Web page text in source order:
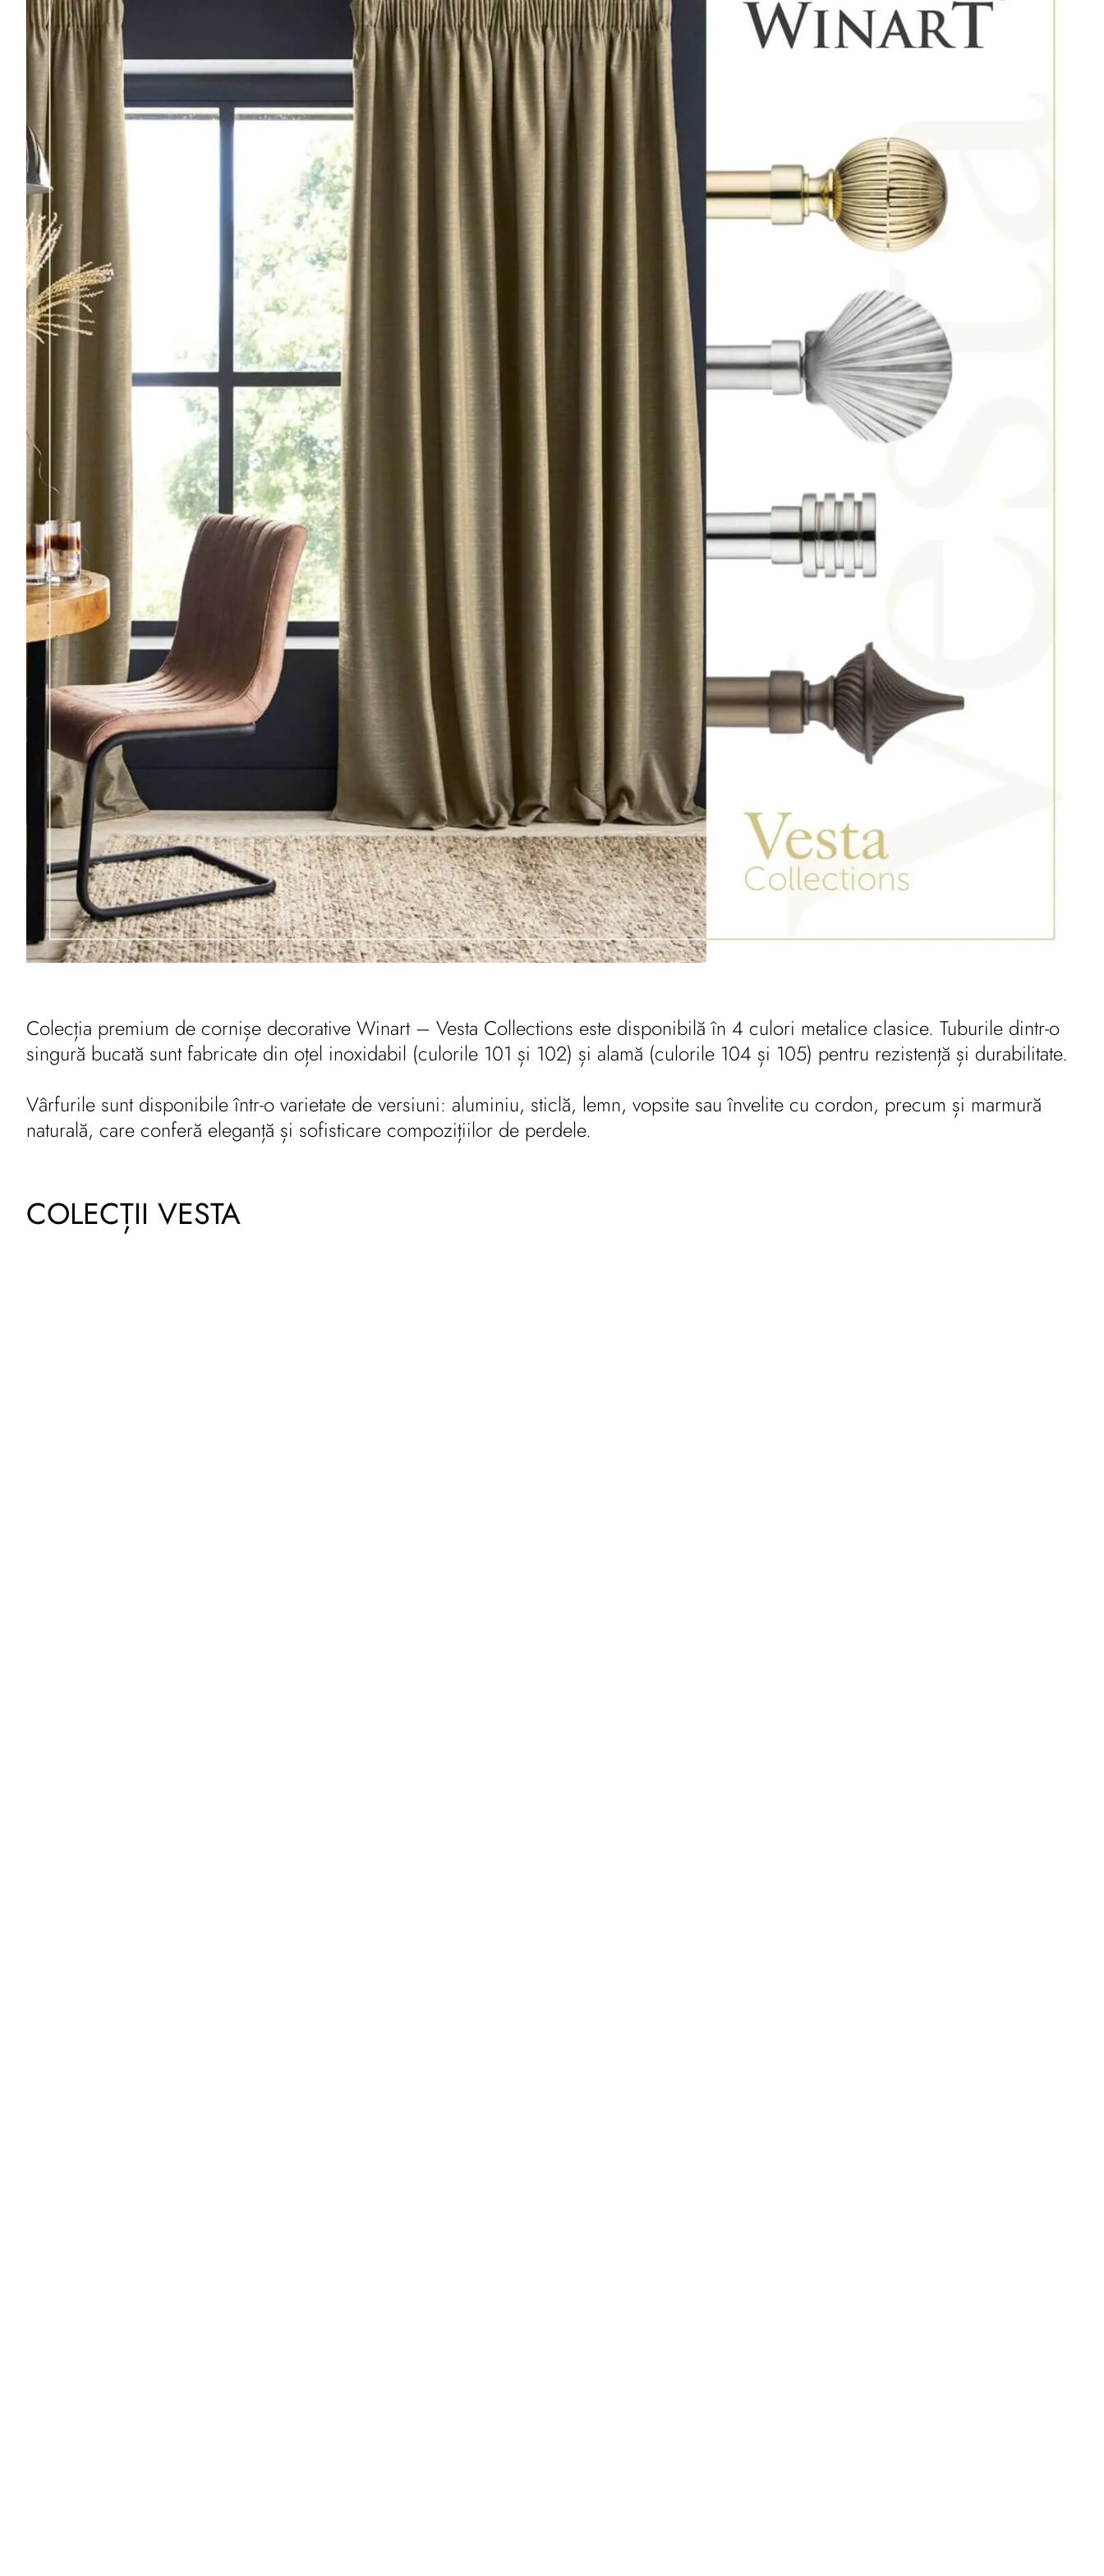
Colecția premium de cornișe decorative Winart – Vesta Collections este disponibilă în 4 culori metalice clasice. Tuburile dintr-o
singură bucată sunt fabricate din oțel inoxidabil (culorile 101 și 102) și alamă (culorile 104 și 105) pentru rezistență și durabilitate.
Vârfurile sunt disponibile într-o varietate de versiuni: aluminiu, sticlă, lemn, vopsite sau învelite cu cordon, precum și marmură
naturală, care conferă eleganță și sofisticare compozițiilor de perdele.
COLECȚII VESTA